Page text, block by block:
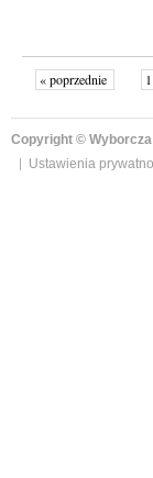
« poprzednie 1
Copyright © Wyborcza
Ustawienia